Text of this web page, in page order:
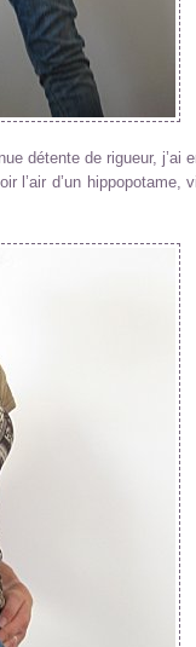
détente de rigueur, j’ai
l’air d’un hippopotame,